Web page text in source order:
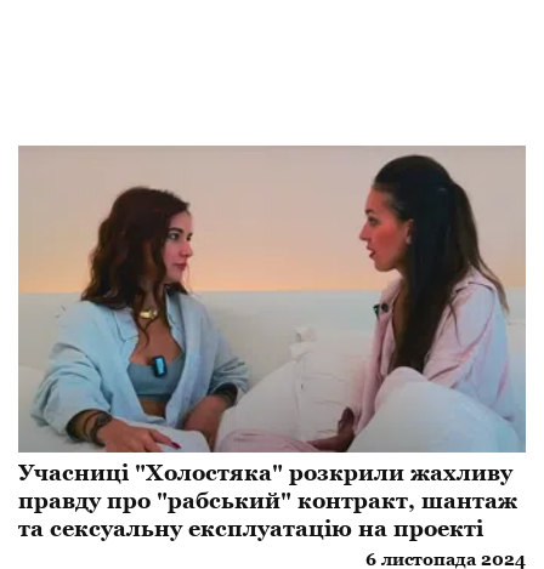
Учасниці "Холостяка" розкрили жахливу
правду про "рабський" контракт, шантаж
та сексуальну експлуатацію на проекті
6 листопада 2024